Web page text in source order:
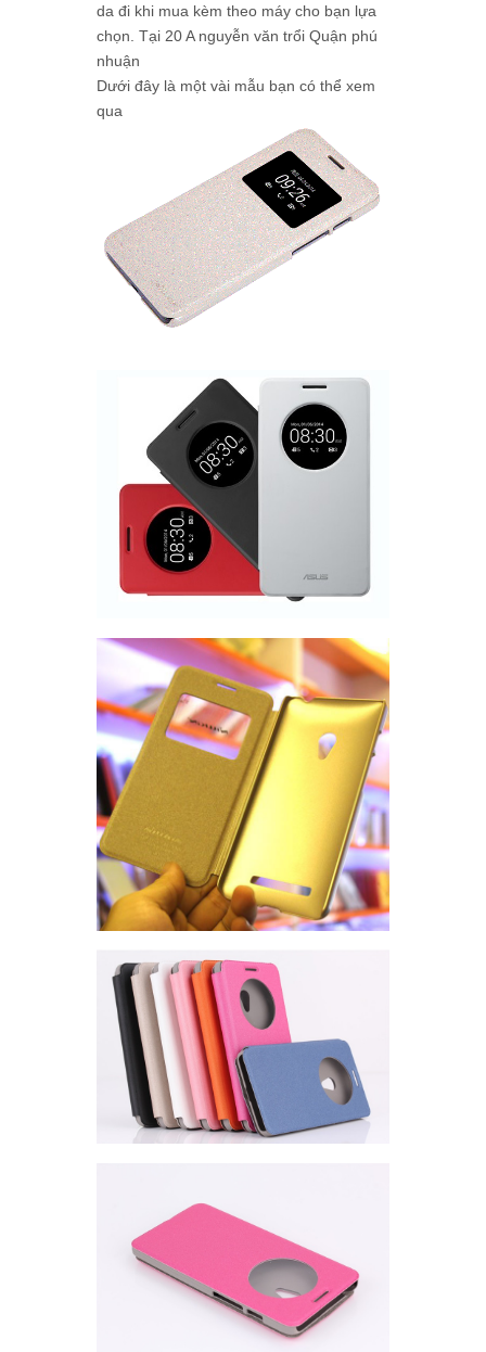
da đi khi mua kèm theo máy cho bạn lựa
chọn. Tại 20 A nguyễn văn trổi Quận phú
nhuận
Dưới đây là một vài mẫu bạn có thể xem
qua